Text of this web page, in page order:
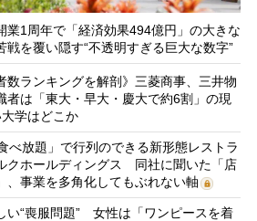
業1周年で「経済効果494億円」の大きな
を覆い隠す“不透明すぎる巨大な数字”
数ランキングを解剖》三菱商事、三井物
者は「東大・早大・慶大で約6割」の現
学はどこか
べ放題」で行列のできる新形態レストラ
クホールディングス 同社に聞いた「店
、事業を多角化してもぶれない軸
い“喪服問題” 女性は「ワンピースを着